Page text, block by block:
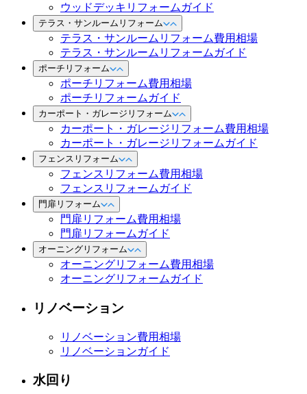
ウッドデッキリフォームガイド
テラス・サンルームリフォーム
テラス・サンルームリフォーム費用相場
テラス・サンルームリフォームガイド
ポーチリフォーム
ポーチリフォーム費用相場
ポーチリフォームガイド
カーポート・ガレージリフォーム
カーポート・ガレージリフォーム費用相場
カーポート・ガレージリフォームガイド
フェンスリフォーム
フェンスリフォーム費用相場
フェンスリフォームガイド
門扉リフォーム
門扉リフォーム費用相場
門扉リフォームガイド
オーニングリフォーム
オーニングリフォーム費用相場
オーニングリフォームガイド
リノベーション
リノベーション費用相場
リノベーションガイド
水回り